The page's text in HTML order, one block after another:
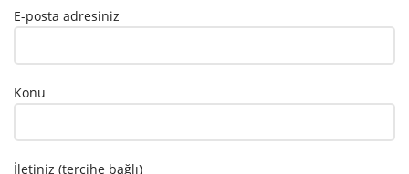
E-posta adresiniz
Konu
İletiniz (tercihe bağlı)